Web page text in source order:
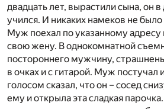
двадцать лет, вырастили сына, он в
учился. И никаких намеков не
Муж поехал по указанному
свою жену. В однокомнатной
постороннего мужчину,
в очках и с гитарой. Муж
голосом сказал, что он – сосед
ему и открыла эта сладкая